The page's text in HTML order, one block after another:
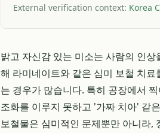
External verification context: Korea
밝고 자신감 있는 미소는 사람의 인
해 라미네이트와 같은 심미 보철 치
는 경우가 많습니다. 특히 공장에서
조화를 이루지 못하고 '가짜 치아' 같
보철물은 심미적인 문제뿐만 아니라,